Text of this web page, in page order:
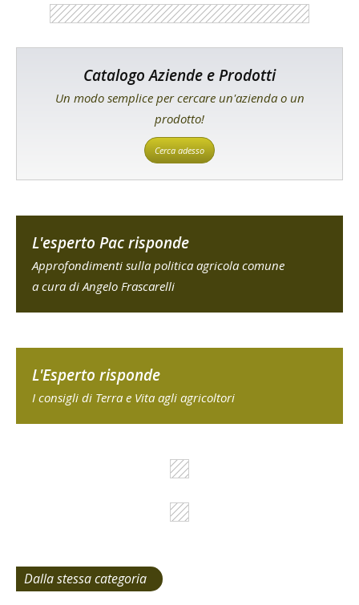
Catalogo Aziende e Prodotti
Un modo semplice per cercare un'azienda o un
prodotto!
Cerca adesso
L'esperto Pac risponde
Approfondimenti sulla politica agricola comune
a cura di Angelo Frascarelli
L'Esperto risponde
I consigli di Terra e Vita agli agricoltori
Dalla stessa categoria